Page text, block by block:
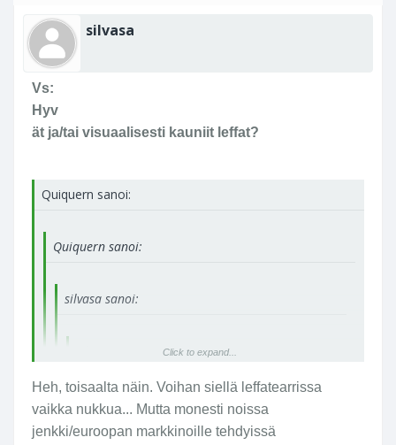
silvasa
Vs:
Hyv
ät ja/tai visuaalisesti kauniit leffat?
Quiquern sanoi:
Quiquern sanoi:
silvasa sanoi:
Red Cliff on alunperin tehty kahdeksi 2,5
tuntiseksi leffaksi. Muistaakseni toi
kaksiosainen versio on näytetty Rakkautta &
Click to expand...
Click to expand...
Heh, toisaalta näin. Voihan siellä leffatearrissa
vaikka nukkua... Mutta monesti noissa
jenkki/euroopan markkinoille tehdyissä